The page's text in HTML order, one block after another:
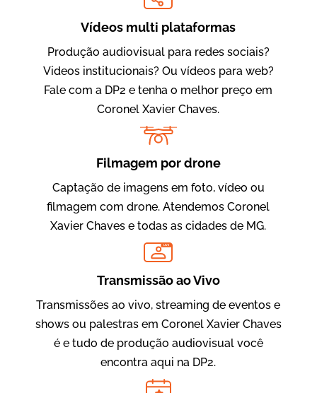
Amigo Edu
Vídeos Publicitários
Evolucional
Vídeos para Treinamentos
Vídeos multi plataformas
Produção audiovisual para redes sociais?
Videos institucionais? Ou vídeos para web?
Fale com a DP2 e tenha o melhor preço em
Coronel Xavier Chaves.
Filmagem por drone
Captação de imagens em foto, vídeo ou
filmagem com drone. Atendemos Coronel
Xavier Chaves e todas as cidades de MG.
LIVE
Transmissão ao Vivo
Transmissões ao vivo, streaming de eventos e
shows ou palestras em Coronel Xavier Chaves
é e tudo de produção audiovisual você
encontra aqui na DP2.